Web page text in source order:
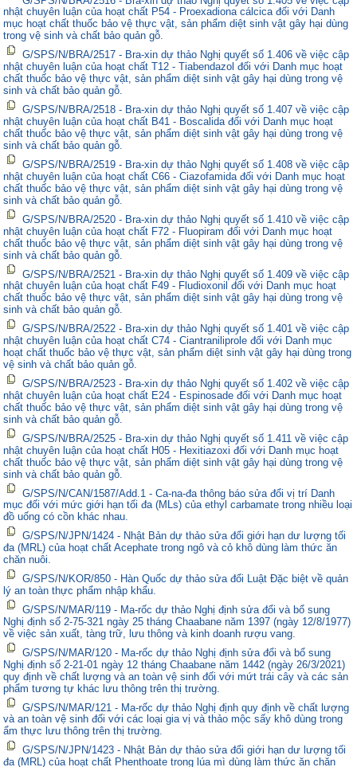
nhật chuyên luận của hoạt chất P54 - Proexadiona cálcica đối với Danh
mục hoạt chất thuốc bảo vệ thực vật, sản phẩm diệt sinh vật gây hại dùng
trong vệ sinh và chất bảo quản gỗ.
G/SPS/N/BRA/2517 - Bra-xin dự thảo Nghị quyết số 1.406 về việc cập
nhật chuyên luận của hoạt chất T12 - Tiabendazol đối với Danh mục hoạt
chất thuốc bảo vệ thực vật, sản phẩm diệt sinh vật gây hại dùng trong vệ
sinh và chất bảo quản gỗ.
G/SPS/N/BRA/2518 - Bra-xin dự thảo Nghị quyết số 1.407 về việc cập
nhật chuyên luận của hoạt chất B41 - Boscalida đối với Danh mục hoạt
chất thuốc bảo vệ thực vật, sản phẩm diệt sinh vật gây hại dùng trong vệ
sinh và chất bảo quản gỗ.
G/SPS/N/BRA/2519 - Bra-xin dự thảo Nghị quyết số 1.408 về việc cập
nhật chuyên luận của hoạt chất C66 - Ciazofamida đối với Danh mục hoạt
chất thuốc bảo vệ thực vật, sản phẩm diệt sinh vật gây hại dùng trong vệ
sinh và chất bảo quản gỗ.
G/SPS/N/BRA/2520 - Bra-xin dự thảo Nghị quyết số 1.410 về việc cập
nhật chuyên luận của hoạt chất F72 - Fluopiram đối với Danh mục hoạt
chất thuốc bảo vệ thực vật, sản phẩm diệt sinh vật gây hại dùng trong vệ
sinh và chất bảo quản gỗ.
G/SPS/N/BRA/2521 - Bra-xin dự thảo Nghị quyết số 1.409 về việc cập
nhật chuyên luận của hoạt chất F49 - Fludioxonil đối với Danh mục hoạt
chất thuốc bảo vệ thực vật, sản phẩm diệt sinh vật gây hại dùng trong vệ
sinh và chất bảo quản gỗ.
G/SPS/N/BRA/2522 - Bra-xin dự thảo Nghị quyết số 1.401 về việc cập
nhật chuyên luận của hoạt chất C74 - Ciantraniliprole đối với Danh mục
hoạt chất thuốc bảo vệ thực vật, sản phẩm diệt sinh vật gây hại dùng trong
vệ sinh và chất bảo quản gỗ.
G/SPS/N/BRA/2523 - Bra-xin dự thảo Nghị quyết số 1.402 về việc cập
nhật chuyên luận của hoạt chất E24 - Espinosade đối với Danh mục hoạt
chất thuốc bảo vệ thực vật, sản phẩm diệt sinh vật gây hại dùng trong vệ
sinh và chất bảo quản gỗ.
G/SPS/N/BRA/2525 - Bra-xin dự thảo Nghị quyết số 1.411 về việc cập
nhật chuyên luận của hoạt chất H05 - Hexitiazoxi đối với Danh mục hoạt
chất thuốc bảo vệ thực vật, sản phẩm diệt sinh vật gây hại dùng trong vệ
sinh và chất bảo quản gỗ.
G/SPS/N/CAN/1587/Add.1 - Ca-na-đa thông báo sửa đổi vị trí Danh
mục đối với mức giới hạn tối đa (MLs) của ethyl carbamate trong nhiều loại
đồ uống có cồn khác nhau.
G/SPS/N/JPN/1424 - Nhật Bản dự thảo sửa đổi giới hạn dư lượng tối
đa (MRL) của hoạt chất Acephate trong ngô và cỏ khô dùng làm thức ăn
chăn nuôi.
G/SPS/N/KOR/850 - Hàn Quốc dự thảo sửa đổi Luật Đặc biệt về quản
lý an toàn thực phẩm nhập khẩu.
G/SPS/N/MAR/119 - Ma-rốc dự thảo Nghị định sửa đổi và bổ sung
Nghị định số 2-75-321 ngày 25 tháng Chaabane năm 1397 (ngày 12/8/1977)
về việc sản xuất, tàng trữ, lưu thông và kinh doanh rượu vang.
G/SPS/N/MAR/120 - Ma-rốc dự thảo Nghị định sửa đổi và bổ sung
Nghị định số 2-21-01 ngày 12 tháng Chaabane năm 1442 (ngày 26/3/2021)
quy định về chất lượng và an toàn vệ sinh đối với mứt trái cây và các sản
phẩm tương tự khác lưu thông trên thị trường.
G/SPS/N/MAR/121 - Ma-rốc dự thảo Nghị định quy định về chất lượng
và an toàn vệ sinh đối với các loại gia vị và thảo mộc sấy khô dùng trong
ẩm thực lưu thông trên thị trường.
G/SPS/N/JPN/1423 - Nhật Bản dự thảo sửa đổi giới hạn dư lượng tối
đa (MRL) của hoạt chất Phenthoate trong lúa mì dùng làm thức ăn chăn